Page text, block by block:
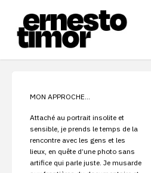
content
R
MON APPROCHE…
Attaché au portrait insolite et
sensible, je prends le temps de la
rencontre avec les gens et les
lieux, en quête d’une photo sans
artifice qui parle juste. Je musarde